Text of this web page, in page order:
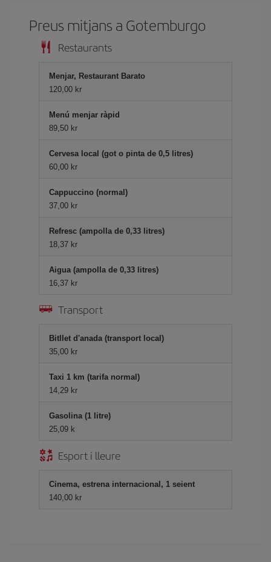
Preus mitjans a Gotemburgo
Restaurants
Menjar, Restaurant Barato
120,00 kr
Menú menjar ràpid
89,50 kr
Cervesa local (got o pinta de 0,5 litres)
60,00 kr
Cappuccino (normal)
37,00 kr
Refresc (ampolla de 0,33 litres)
18,37 kr
Aigua (ampolla de 0,33 litres)
16,37 kr
Transport
Bitllet d'anada (transport local)
35,00 kr
Taxi 1 km (tarifa normal)
14,29 kr
Gasolina (1 litre)
25,09 k
Esport i lleure
Cinema, estrena internacional, 1 seient
140,00 kr